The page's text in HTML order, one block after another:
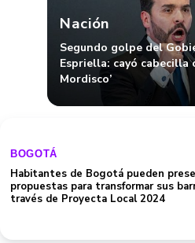
Segundo golpe del
Espriella: cayó cabecilla
Mordisco’
propuestas para transformar sus
través de Proyecta Local 2024